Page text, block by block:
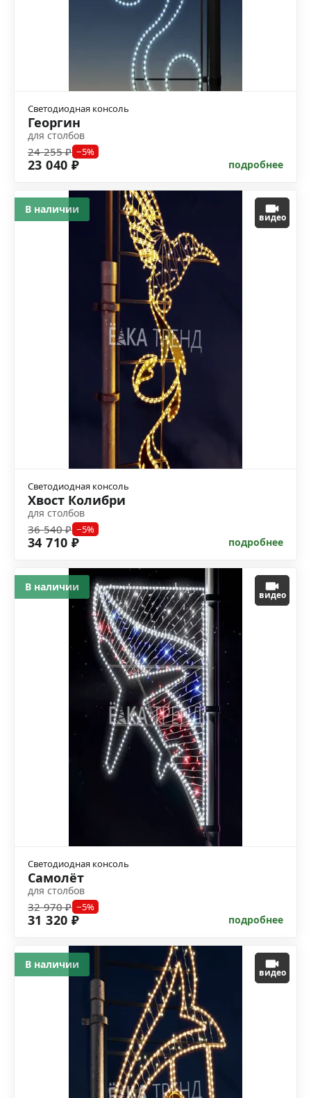
Светодиодная консоль
Георгин
для столбов
24 255 ₽ −5%
23 040 ₽ подробнее
видео
Светодиодная консоль
Хвост Колибри
для столбов
36 540 ₽ −5%
34 710 ₽ подробнее
В наличии
видео
Светодиодная консоль
Самолёт
для столбов
32 970 ₽ −5%
31 320 ₽ подробнее
В наличии
видео
В наличии